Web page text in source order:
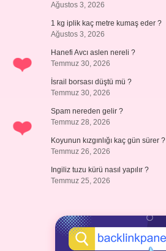
Ağustos 3, 2026
1 kg iplik kaç metre kumaş eder ?
Ağustos 3, 2026
Hanefi Avcı aslen nereli ?
Temmuz 30, 2026
İsrail borsası düştü mü ?
Temmuz 30, 2026
Spam nereden gelir ?
Temmuz 28, 2026
Koyunun kızgınlığı kaç gün sürer ?
Temmuz 26, 2026
Ingiliz tuzu kürü nasıl yapılır ?
Temmuz 25, 2026